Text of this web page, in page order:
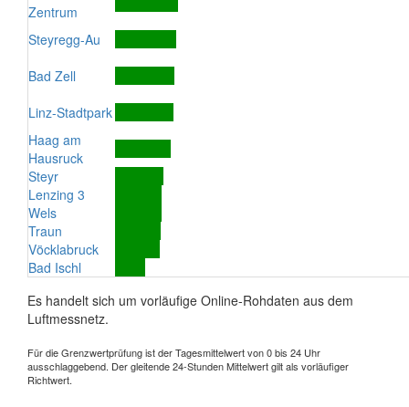
Zentrum
Steyregg-Au
Bad Zell
Linz-Stadtpark
Haag am
Hausruck
Steyr
Lenzing 3
Wels
Traun
Vöcklabruck
Bad Ischl
Es handelt sich um vorläufige Online-Rohdaten aus dem
Luftmessnetz.
Für die Grenzwertprüfung ist der Tagesmittelwert von 0 bis 24 Uhr
ausschlaggebend. Der gleitende 24-Stunden Mittelwert gilt als vorläufiger
Richtwert.